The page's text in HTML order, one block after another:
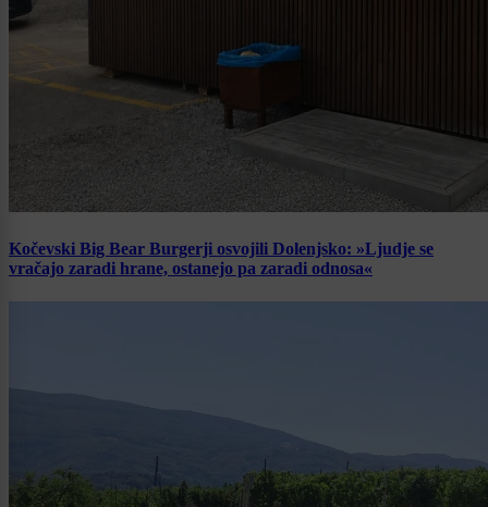
Kočevski Big Bear Burgerji osvojili Dolenjsko: »Ljudje se
vračajo zaradi hrane, ostanejo pa zaradi odnosa«